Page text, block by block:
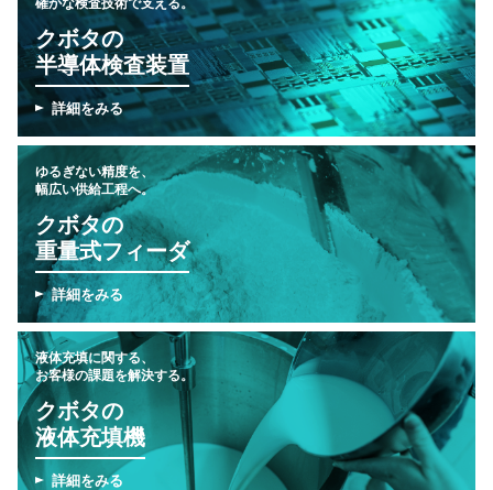
クボタの
半導体検査装置
詳細をみる
ゆるぎない精度を、
幅広い供給工程へ。
クボタの
重量式フィーダ
詳細をみる
液体充填に関する、
お客様の課題を解決する。
クボタの
液体充填機
詳細をみる